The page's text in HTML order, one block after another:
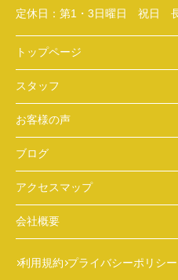
定休日： 第1・3日曜日 祝日
トップページ
スタッフ
お客様の声
ブログ
アクセスマップ
会社概要
利用規約 プライバシーポリシー